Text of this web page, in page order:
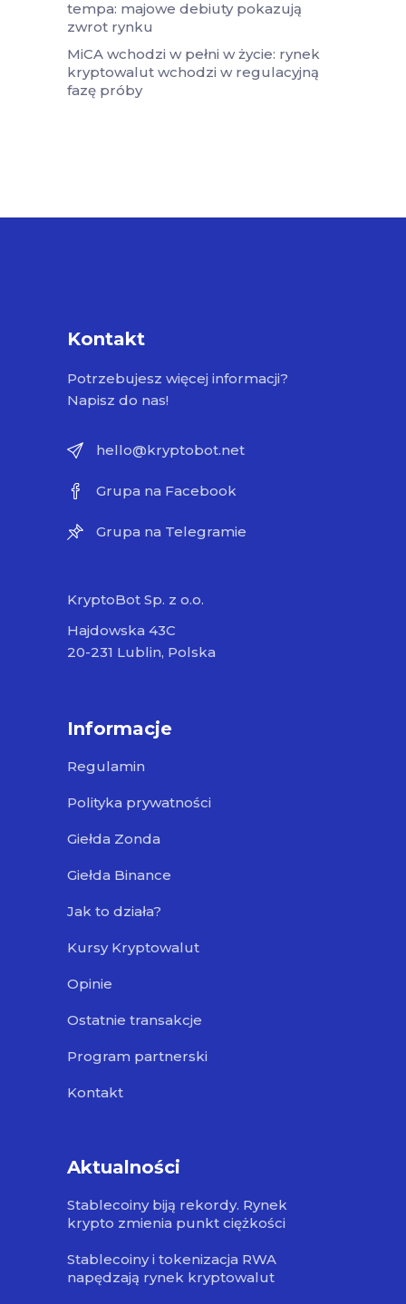
tempa: majowe debiuty pokazują
zwrot rynku
MiCA wchodzi w pełni w życie: rynek
kryptowalut wchodzi w regulacyjną
fazę próby
Kontakt
Potrzebujesz więcej informacji?
Napisz do nas!
hello@kryptobot.net
Grupa na Facebook
Grupa na Telegramie
KryptoBot Sp. z o.o.
Hajdowska 43C
20-231 Lublin, Polska
Informacje
Regulamin
Polityka prywatności
Giełda Zonda
Giełda Binance
Jak to działa?
Kursy Kryptowalut
Opinie
Ostatnie transakcje
Program partnerski
Kontakt
Aktualności
Stablecoiny biją rekordy. Rynek
krypto zmienia punkt ciężkości
Stablecoiny i tokenizacja RWA
napędzają rynek kryptowalut